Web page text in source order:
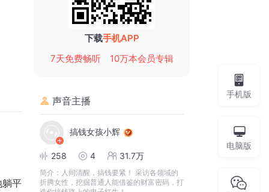
躺平
下载手机APP
7天免费畅听
10万本会员专辑
声音主播
搞钱女孩小辉
258 4 31.7万
简介： 人间清醒，搞钱要紧！ 采访各领域的
折腾女性，挖掘普通人能借鉴的财富密码，打
手机版
电脑版